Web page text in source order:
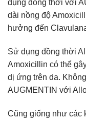
dụng đồng thời với
dài nồng độ
hưởng đến
Sử dụng đồng thời
Amoxicillin có thể
dị ứng trên da.
AUGMENTIN với
Cũng giống như các